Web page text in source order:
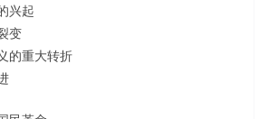
兴起
变
的重大转折